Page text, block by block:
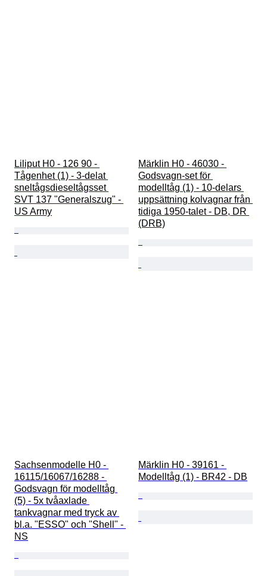
Liliput H0 - 126 90 -
Tågenhet (1) - 3-delat
sneltågsdieseltågsset
SVT 137 "Generalszug" -
US Army
Märklin H0 - 46030 -
Godsvagn-set för
modelltåg (1) - 10-delars
uppsättning kolvagnar från
tidiga 1950-talet - DB, DR
(DRB)
Sachsenmodelle H0 -
16115/16067/16288 -
Godsvagn för modelltåg
(5) - 5x tvåaxlade
tankvagnar med tryck av
bl.a. "ESSO" och "Shell" -
NS
Märklin H0 - 39161 -
Modelltåg (1) - BR42 - DB